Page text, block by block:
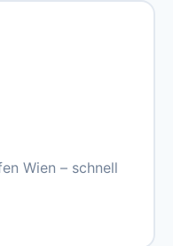
Wien – schnell